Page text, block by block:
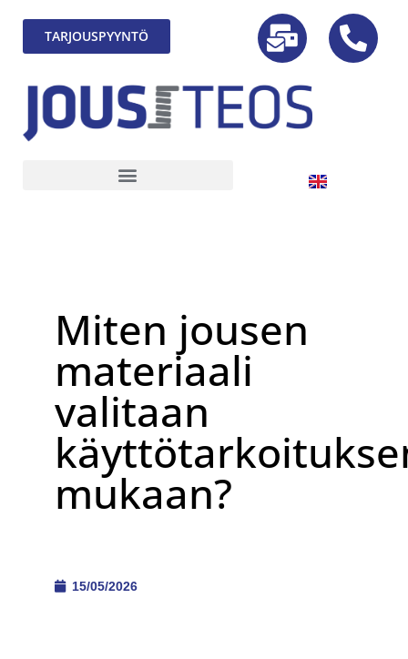
TARJOUSPYYNTÖ
Miten jousen
materiaali
valitaan
mukaan?
15/05/2026